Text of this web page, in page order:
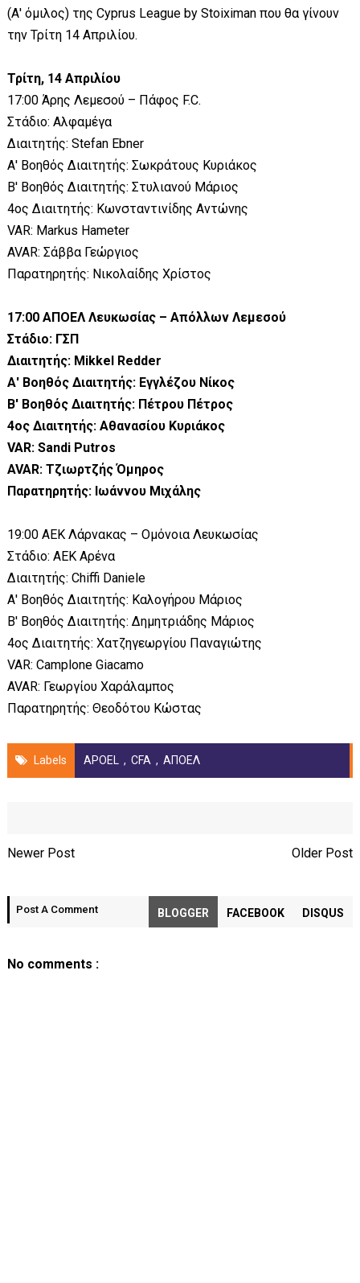
(Α' όμιλος) της Cyprus League by Stoiximan που θα γίνουν
την Τρίτη 14 Απριλίου.
Τρίτη, 14 Απριλίου
17:00 Άρης Λεμεσού – Πάφος F.C.
Στάδιο: Αλφαμέγα
Διαιτητής: Stefan Ebner
Α' Βοηθός Διαιτητής: Σωκράτους Κυριάκος
Β' Βοηθός Διαιτητής: Στυλιανού Μάριος
4ος Διαιτητής: Κωνσταντινίδης Αντώνης
VAR: Markus Hameter
AVAR: Σάββα Γεώργιος
Παρατηρητής: Νικολαίδης Χρίστος
17:00 ΑΠΟΕΛ Λευκωσίας – Απόλλων Λεμεσού
Στάδιο: ΓΣΠ
Διαιτητής: Mikkel Redder
Α' Βοηθός Διαιτητής: Εγγλέζου Νίκος
Β' Βοηθός Διαιτητής: Πέτρου Πέτρος
4ος Διαιτητής: Αθανασίου Κυριάκος
VAR: Sandi Putros
AVAR: Τζιωρτζής Όμηρος
Παρατηρητής: Ιωάννου Μιχάλης
19:00 ΑΕΚ Λάρνακας – Ομόνοια Λευκωσίας
Στάδιο: ΑΕΚ Αρένα
Διαιτητής: Chiffi Daniele
Α' Βοηθός Διαιτητής: Καλογήρου Μάριος
Β' Βοηθός Διαιτητής: Δημητριάδης Μάριος
4ος Διαιτητής: Χατζηγεωργίου Παναγιώτης
VAR: Camplone Giacamo
AVAR: Γεωργίου Χαράλαμπος
Παρατηρητής: Θεοδότου Κώστας
Labels APOEL , CFA , ΑΠΟΕΛ
Newer Post Older Post
Post A Comment BLOGGER FACEBOOK DISQUS
No comments :